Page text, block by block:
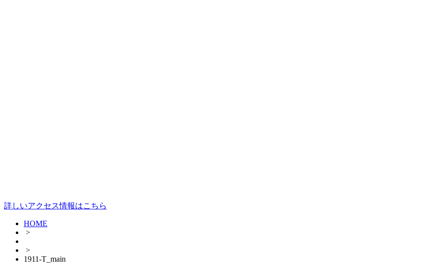
詳しいアクセス情報はこちら
HOME
>
>
1911-T_main